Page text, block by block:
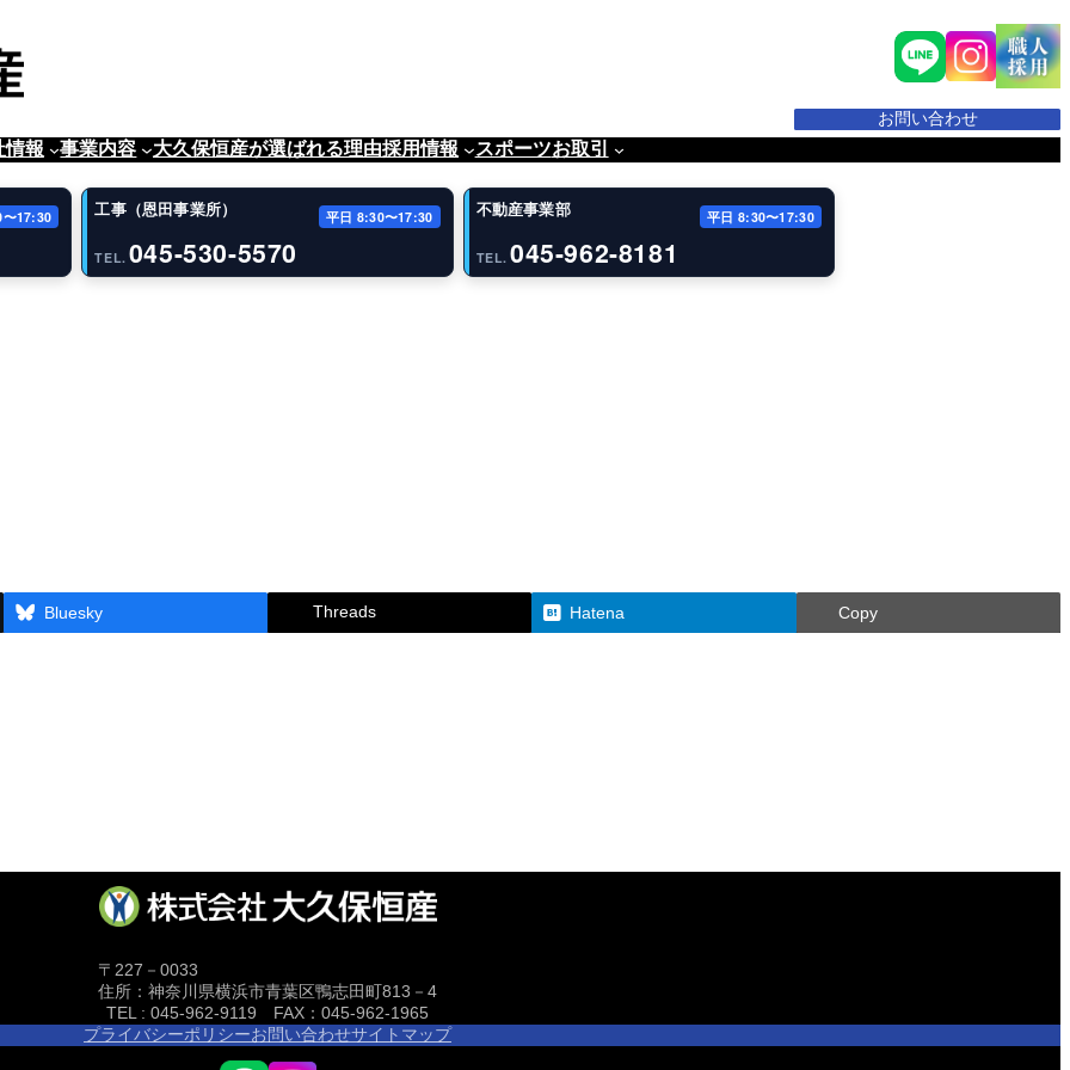
お問い合わせ
情報 事業内容 大久保恒産が選ばれる理由採用情報 スポーツお取引
17:30 工事（恩田事業所） 平日 8:30〜17:30
TEL. 045-530-5570
不動産事業部 平日 8:30〜17:30
TEL. 045-962-8181
Bluesky Threads Hatena Copy
〒227－0033
住所：神奈川県横浜市青葉区鴨志田町813－4
TEL : 045-962-9119 FAX：045-962-1965
プライバシーポリシーお問い合わせサイトマップ